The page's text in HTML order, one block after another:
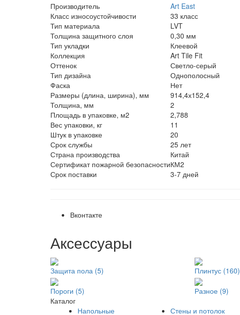
Производитель
Art East
Класс износоустойчивости
33 класс
Тип материала
LVT
Толщина защитного слоя
0,30 мм
Тип укладки
Клеевой
Коллекция
Art Tile Fit
Оттенок
Светло-серый
Тип дизайна
Однополосный
Фаска
Нет
Размеры (длина, ширина), мм
914,4х152,4
Толщина, мм
2
Площадь в упаковке, м2
2,788
Вес упаковки, кг
11
Штук в упаковке
20
Срок службы
25 лет
Страна производства
Китай
Сертификат пожарной безопасностиКМ2
Срок поставки
3-7 дней
Вконтакте
Аксессуары
Защита пола (5) Плинтус (160)
Пороги (5)
Разное (9)
Каталог
Напольные
Стены и потолок